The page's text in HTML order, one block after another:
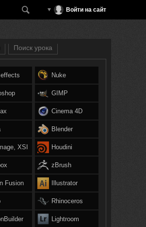
Войти на сайт
Поиск урока
XSI
Fusion
Nuke
GIMP
Cinema 4D
Blender
Houdini
zBrush
Illustrator
Rhinoceros
Lightroom